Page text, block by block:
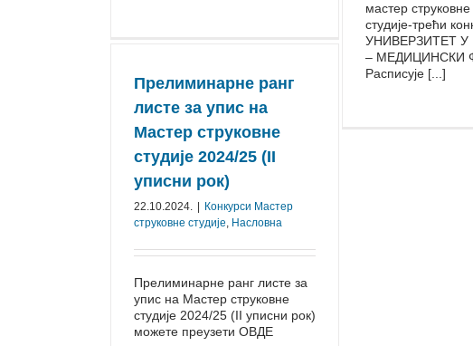
мастер струковне
студије-⁠трећи
УНИВЕРЗИТЕТ У
– МЕДИЦИНСКИ
Расписује [...]
Прелиминарне ранг
листе за упис на
Мастер струковне
студије 2024/25 (II
уписни рок)
22.10.2024.
Конкурси Mастер
струковне студије, Насловна
Прелиминарне ранг листе за
упис на Мастер струковне
студије 2024/25 (II уписни рок)
можете преузети ОВДЕ